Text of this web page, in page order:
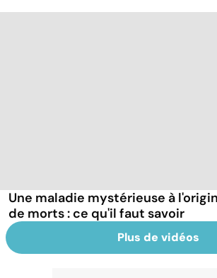
Une maladie mystérieuse à
de morts : ce qu'il faut savoir
Plus de vidéos